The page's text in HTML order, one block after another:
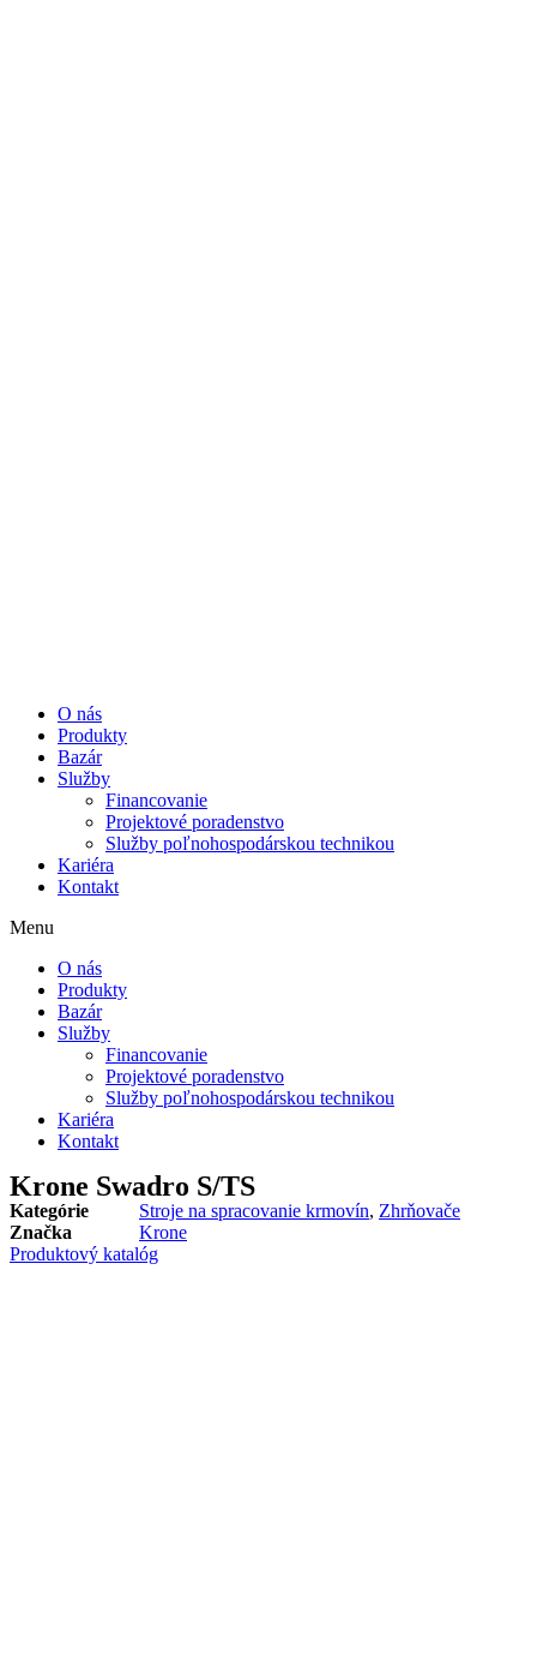
O nás
Produkty
Bazár
Služby
Financovanie
Projektové poradenstvo
Služby poľnohospodárskou technikou
Kariéra
Kontakt
Menu
O nás
Produkty
Bazár
Služby
Financovanie
Projektové poradenstvo
Služby poľnohospodárskou technikou
Kariéra
Kontakt
Krone Swadro S/TS
Kategórie Stroje na spracovanie krmovín, Zhrňovače
Značka
Krone
Produktový katalóg